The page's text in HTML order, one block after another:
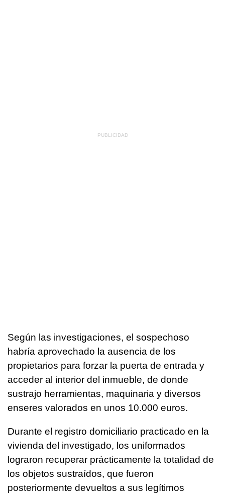
Según las investigaciones, el sospechoso
habría aprovechado la ausencia de los
propietarios para forzar la puerta de entrada y
acceder al interior del inmueble, de donde
sustrajo herramientas, maquinaria y diversos
enseres valorados en unos 10.000 euros.
Durante el registro domiciliario practicado en la
vivienda del investigado, los uniformados
lograron recuperar prácticamente la totalidad de
los objetos sustraídos, que fueron
posteriormente devueltos a sus legítimos